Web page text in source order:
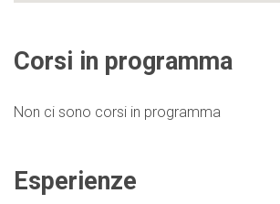
Corsi in programma
Non ci sono corsi in programma
Esperienze